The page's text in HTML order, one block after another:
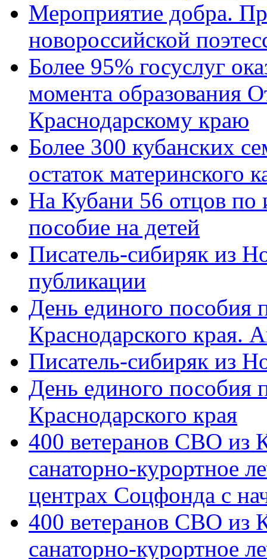
Мероприятие добра.
новороссийской
Более 95% госуслуг
момента образования
Краснодарскому краю
Более 300 кубанских
остаток материнского
На Кубани 56 отцов по
пособие на детей
Писатель-сибиряк из
публикации
День единого пособия
Краснодарского края.
Писатель-сибиряк из
День единого пособия
Краснодарского края
400 ветеранов СВО из
санаторно-курортное
центрах Соцфонда с
400 ветеранов СВО из
санаторно-курортное